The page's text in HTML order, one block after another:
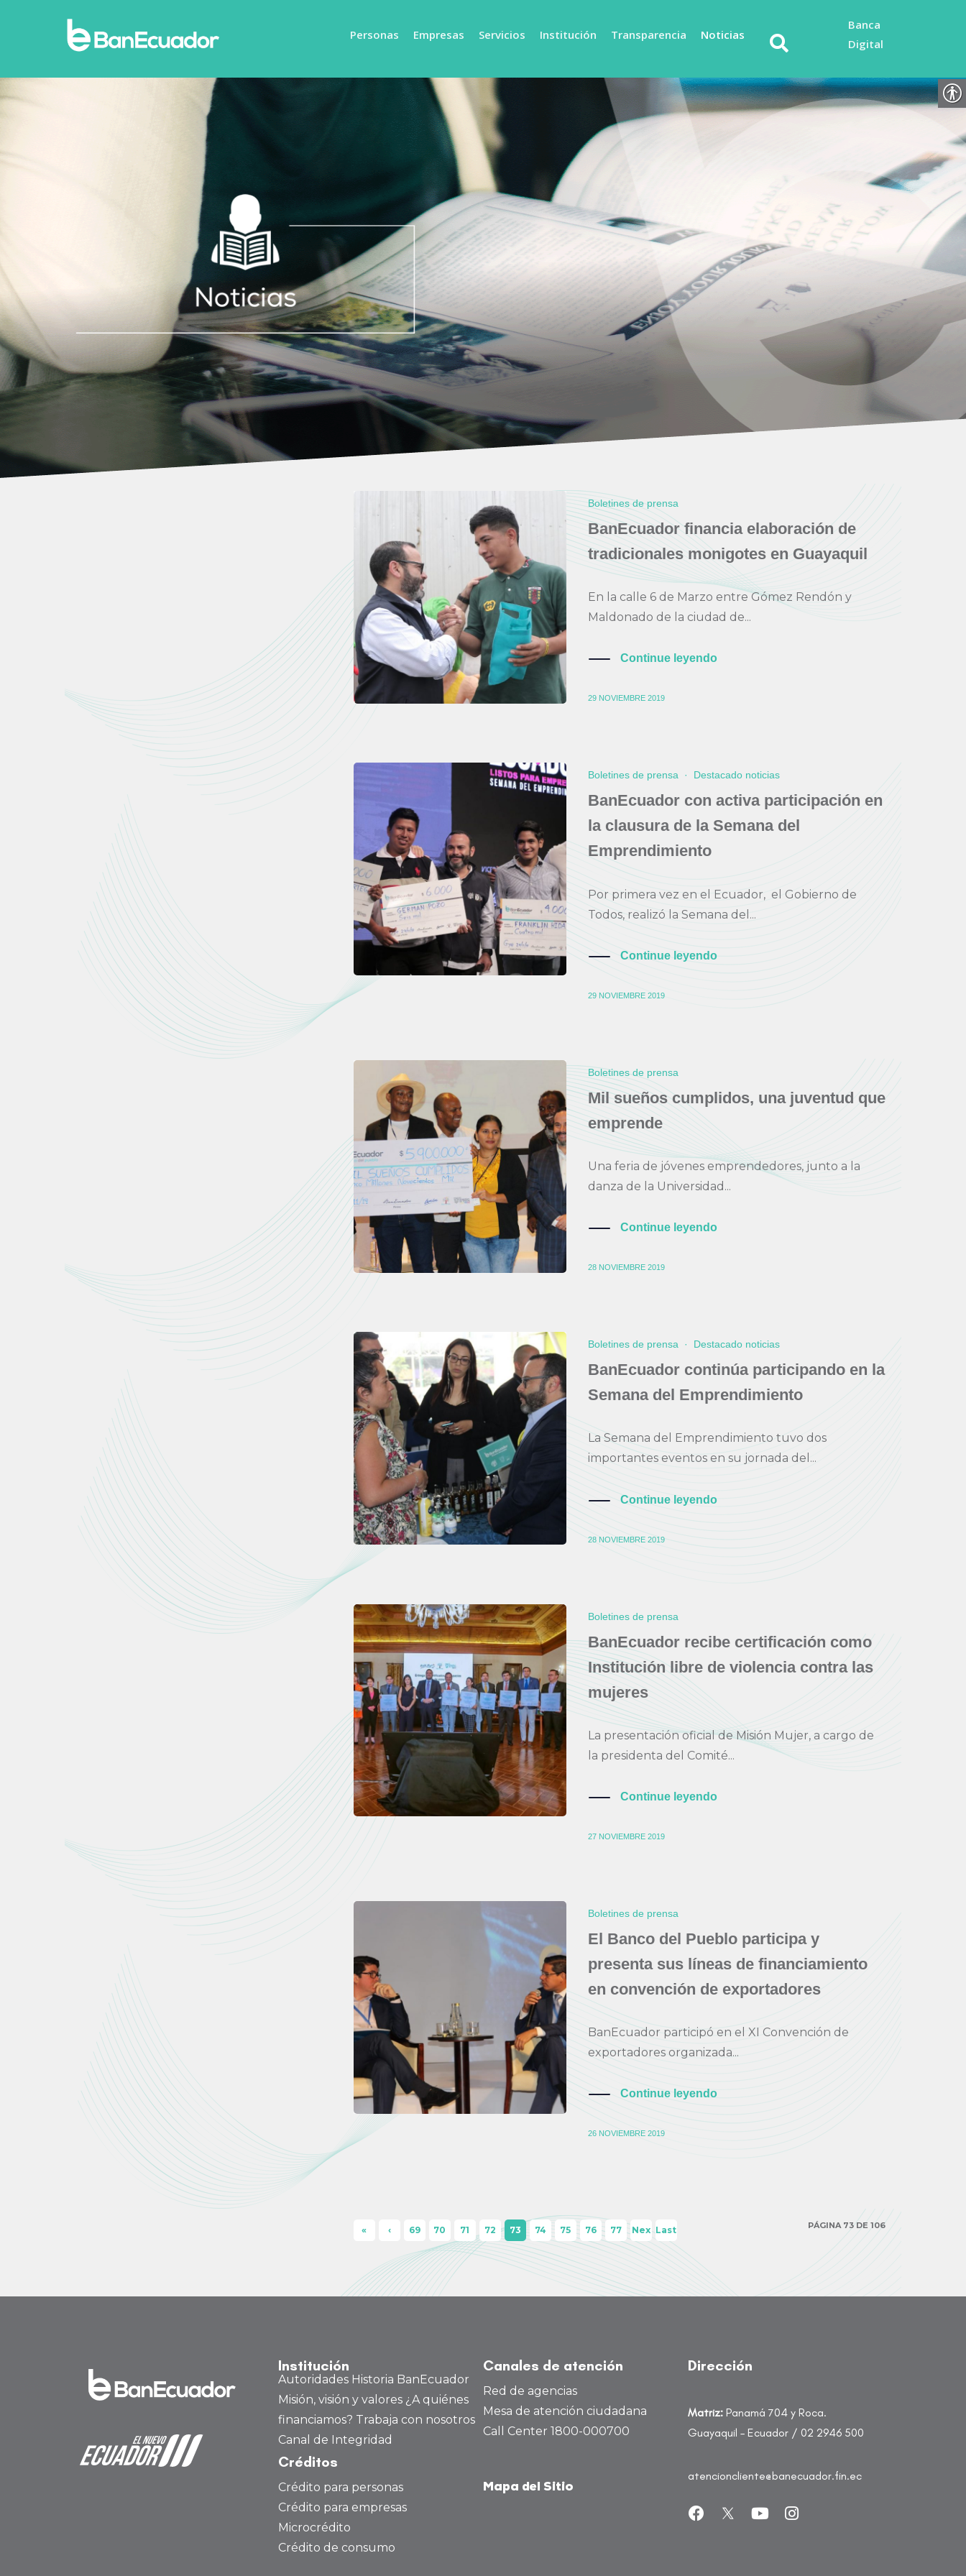
Personas Empresas Servicios Institución Transparencia Noticias
Banca
Digital
Boletines de prensa
BanEcuador financia elaboración de
tradicionales monigotes en Guayaquil
En la calle 6 de Marzo entre Gómez Rendón y
Maldonado de la ciudad de...
Continue leyendo
29 NOVIEMBRE 2019
Boletines de prensa· Destacado noticias
BanEcuador con activa participación en
la clausura de la Semana del
Emprendimiento
Por primera vez en el Ecuador, el Gobierno de
Todos, realizó la Semana del...
Continue leyendo
29 NOVIEMBRE 2019
Boletines de prensa
Mil sueños cumplidos, una juventud que
emprende
Una feria de jóvenes emprendedores, junto a la
danza de la Universidad...
Continue leyendo
28 NOVIEMBRE 2019
Boletines de prensa · Destacado noticias
BanEcuador continúa participando en la
Semana del Emprendimiento
La Semana del Emprendimiento tuvo dos
importantes eventos en su jornada del...
Continue leyendo
28 NOVIEMBRE 2019
Boletines de prensa
BanEcuador recibe certificación como
Institución libre de violencia contra las
mujeres
La presentación oficial de Misión Mujer, a cargo de
la presidenta del Comité...
Continue leyendo
27 NOVIEMBRE 2019
Boletines de prensa
El Banco del Pueblo participa y
presenta sus líneas de financiamiento
en convención de exportadores
BanEcuador participó en el XI Convención de
exportadores organizada...
Continue leyendo
26 NOVIEMBRE 2019
«
t
‹
viou
s
69 70 71 72 73 74 75 76 77
Nex
t ›
Last
»
PÁGINA 73 DE 106
Institución
Autoridades Historia BanEcuador
Misión, visión y valores ¿A quiénes
financiamos? Trabaja con nosotros
Canal de Integridad
Créditos
Crédito para personas
Crédito para empresas
Microcrédito
Crédito de consumo
Canales de atención
Red de agencias
Mesa de atención ciudadana
Call Center 1800-000700
Mapa del Sitio
Dirección
Matriz: Panamá 704 y Roca.
Guayaquil – Ecuador / 02 2946 500
atencioncliente@banecuador.fin.ec